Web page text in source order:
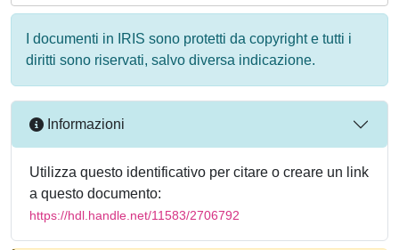
I documenti in IRIS sono protetti da copyright e tutti i
diritti sono riservati, salvo diversa indicazione.
Informazioni
Utilizza questo identificativo per citare o creare un link
a questo documento:
https://hdl.handle.net/11583/2706792